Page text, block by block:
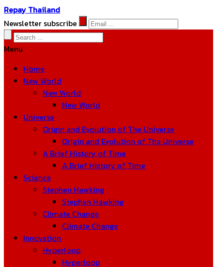
Repay Thailand
Newsletter subscribe
Menu
Home
New World
New World
New World
Universe
Origin and Evolution of The Universe
Origin and Evolution of The Universe
A Brief History of Time
A Brief History of Time
Science
Stephen Hawking
Stephen Hawking
Climate Change
Climate Change
Innovation
Hyperloop
Hyperloop